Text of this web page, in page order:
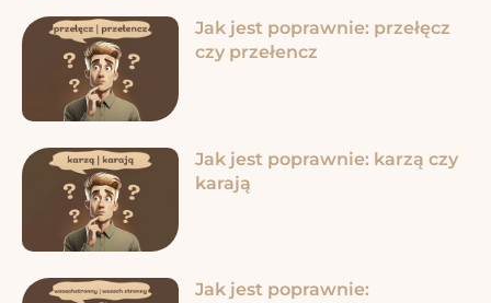
Jak jest poprawnie: przełęcz
czy przełencz
Jak jest poprawnie: karzą czy
karają
Jak jest poprawnie: